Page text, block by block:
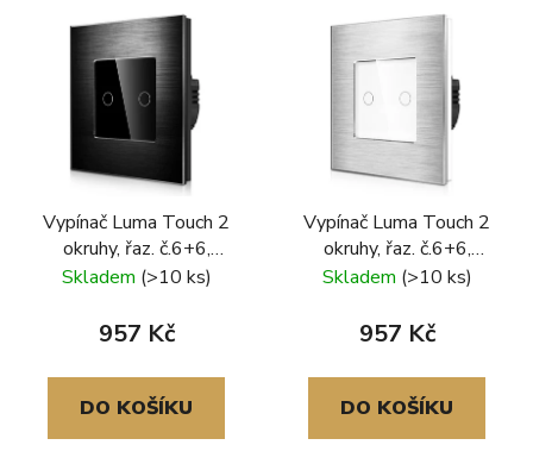
Vypínač Luma Touch 2
okruhy, řaz. č.6+6,
hliníkový rámeček, černá
Skladem (>10 ks)
957 Kč
DO KOŠÍKU
Vypínač Luma Touch 2
okruhy, řaz. č.6+6,
hliníkový rámeček,
Skladem (>10 ks)
957 Kč
DO KOŠÍKU